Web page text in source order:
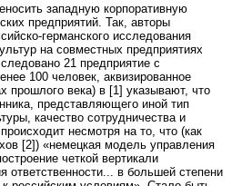
западную корпоративную
предприятий. Так, авторы
германского исследования
на совместных предприятиях
21 предприятие с
100 человек, аквизированное
прошлого века) в [1] указывают, что
представляющего иной тип
качество сотрудничества и
несмотря на то, что (как
[2]) «немецкая модель управления
четкой вертикали
ответственности... в большей степени